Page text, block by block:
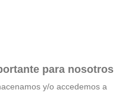
para nosotros
y/o accedemos a